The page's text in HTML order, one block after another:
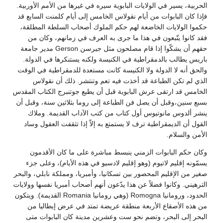
الحربية، يسير في الولايات البابوية سيره في غيرها من الأمم الأوربية.
فإذا كان البابوات من أيام نقولاس الخامس إلى أيام كلمنت السابع قد
حكموا الولايات الخاضعة لهم حكم الملوك أصحاب السلطة المطلقة،
فقد كانوا يتّبعون في هذا ما جرى به العرف في زمانهم، وكان من
حقهم أن يشكّوا إذا قام مصلحون مثل جيرسن Gerson مدير جامعة
باريس يطالب بالدمقراطية في الكنيسة ولكنه يستنكرها في الدولة.
والحق أنه لا الدولة ولا الكنيسة كانت مستعدة للدمقراطية في الوقت
الذي لم تكن الطباعة قد أخذت فيه تعم وتنتشر. ذلك أن نقولاس
الخامس قد ارتقى عرش البابوية قبل أن يطبع جوتنبرج الكتاب المقدس
بسبع سنين،وقبل أن يصل فن الطباعة إلى روما بثلاثين سنة، وقبل أن
ينشر ألدوس مانوتيوس أول كتاب من كتب الآداب القديمة. وملاك
القول أن الديمقراطية ترف لا يستمتع به إلاّ إذا تثقفت العقول وساد
الأمن والسلام.
وكان حكم البابوات الزمني ينبسط مباشرة على ما كان الأقدمون
يسمّونه إقليم لاتيوم (وهو إقليم لادسيو في هذه الأيام)، وعلى جزء
صغير من الإقليم المحصور بين تسكانيا، وأمبريا، ومملكة نابلي، والبحر
الترهيني. وكانوا فضلاً عن هذا يدّعون أنهم أصحاب أمبريا نفسها وولايات
الحدود، ورومانيا Romogna (وهي رومانيا Romania القديمة). ويتكون
من هذه الأصقاع الأربعة منطقة عريضة تمتد في عرض إيطاليا من
البحر إلى البحر، وتضم نحو ست وعشرين مدينة كان البابوات متى